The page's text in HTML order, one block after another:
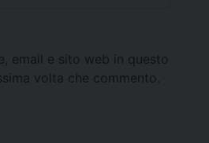
email e sito web in questo
volta che commento.